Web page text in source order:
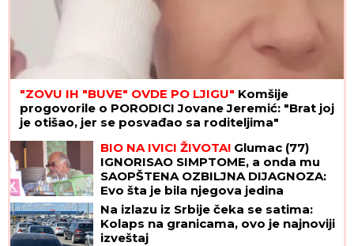
"ZOVU IH "BUVE" OVDE PO LJIGU" Komšije
progovorile o PORODICI Jovane Jeremić: "Brat joj
je otišao, jer se posvađao sa roditeljima"
BIO NA IVICI ŽIVOTA! Glumac (77)
IGNORISAO SIMPTOME, a onda mu
SAOPŠTENA OZBILJNA DIJAGNOZA:
Evo šta je bila njegova jedina
prednost!
Na izlazu iz Srbije čeka se satima:
Kolaps na granicama, ovo je najnoviji
izveštaj